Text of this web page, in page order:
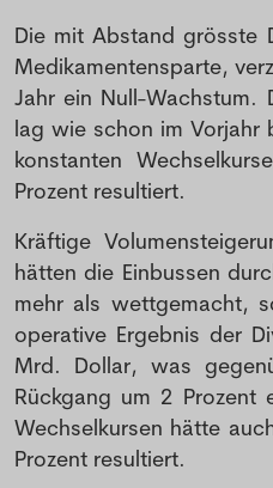
Die mit Abstand grösste
Medikamentensparte,
Jahr ein Null-Wachstum.
lag wie schon im Vorjahr
konstanten
Prozent resultiert.
Kräftige
hätten die Einbussen
mehr als wettgemacht,
operative Ergebnis der
Mrd. Dollar, was
Rückgang um 2 Prozent
Wechselkursen hätte
Prozent resultiert.
Anmeldung
Melde dich kostenlos
an und erhalte einmal
Stellenangebote und
Pharmazie und Medizin.